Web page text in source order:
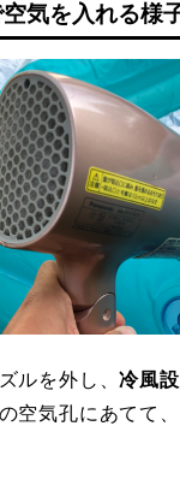
空気を入れる様
ルを外し、冷風
空気孔にあてて